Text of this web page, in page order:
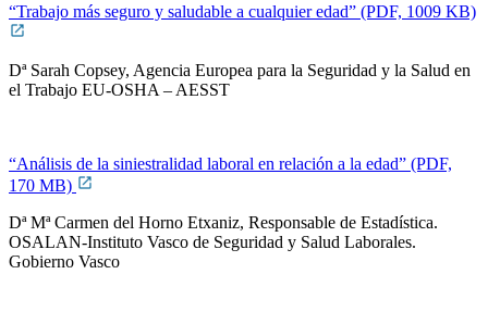
“Trabajo más seguro y saludable a cualquier edad” (PDF, 1009 KB)
Dª Sarah Copsey, Agencia Europea para la Seguridad y la Salud en
el Trabajo EU-OSHA – AESST
“Análisis de la siniestralidad laboral en relación a la edad” (PDF,
170 MB)
Dª Mª Carmen del Horno Etxaniz, Responsable de Estadística.
OSALAN-Instituto Vasco de Seguridad y Salud Laborales.
Gobierno Vasco